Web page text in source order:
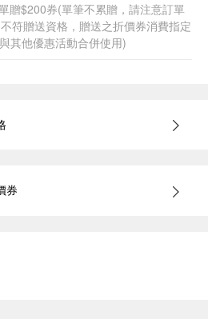
贈$200券(單筆不累贈，請注意訂單
符贈送資格，贈送之折價券消費指定
其他優惠活動合併使用)
券